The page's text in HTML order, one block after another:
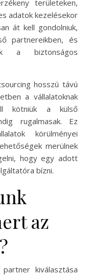
területeken,
adatok kezelésekor
át kell gondolniuk,
partnereikben, és
a biztonságos
hosszú távú
a vállalatoknak
kötniük a külső
rugalmasak. Ez
körülményei
merülnek
hogy egy adott
bízni.
az
kiválasztása